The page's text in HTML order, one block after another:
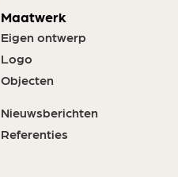
Maatwerk
Eigen ontwerp
Logo
Objecten
Nieuwsberichten
Referenties